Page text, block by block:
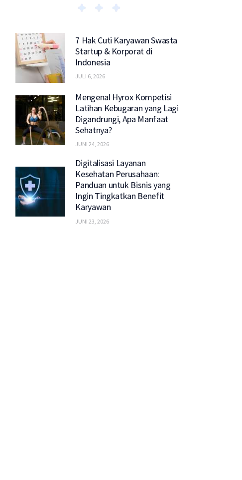
7 Hak Cuti Karyawan Swasta
Startup & Korporat di
Indonesia
JULI 6, 2026
Mengenal Hyrox Kompetisi
Latihan Kebugaran yang Lagi
Digandrungi, Apa Manfaat
Sehatnya?
JUNI 24, 2026
Digitalisasi Layanan
Kesehatan Perusahaan:
Panduan untuk Bisnis yang
Ingin Tingkatkan Benefit
Karyawan
JUNI 23, 2026